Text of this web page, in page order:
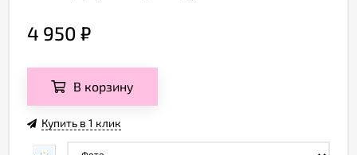
4 950 ₽
В корзину
Купить в 1 клик